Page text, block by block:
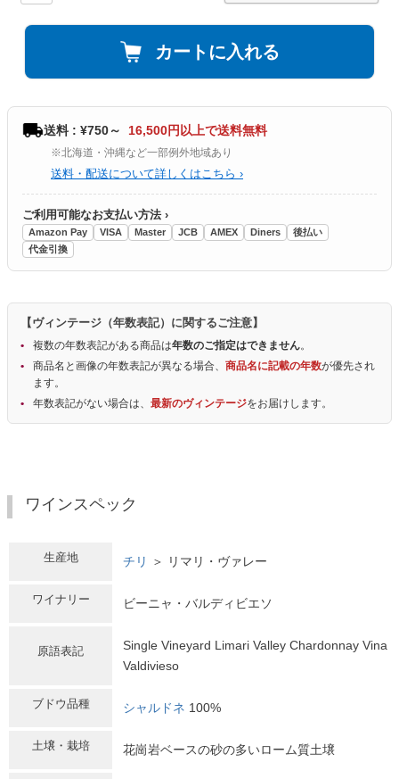
カートに入れる
送料 : ¥750～ 16,500円以上で送料無料
※北海道・沖縄など一部例外地域あり
送料・配送について詳しくはこちら ›
ご利用可能なお支払い方法 ›
Amazon Pay VISA Master JCB AMEX Diners
後払い
代金引換
【ヴィンテージ（年数表記）に関するご注意】
複数の年数表記がある商品は年数のご指定はできません。
商品名と画像の年数表記が異なる場合、 商品名に記載の年数が優先され
ます。
年数表記がない場合は、 最新のヴィンテージをお届けします。
ワインスペック
生産地 チリ ＞ リマリ・ヴァレー
ワイナリー ビーニャ・バルディビエソ
原語表記
Single Vineyard Limari Valley Chardonnay Vina
Valdivieso
ブドウ品種 シャルドネ 100%
土壌・栽培 花崗岩ベースの砂の多いローム質土壌